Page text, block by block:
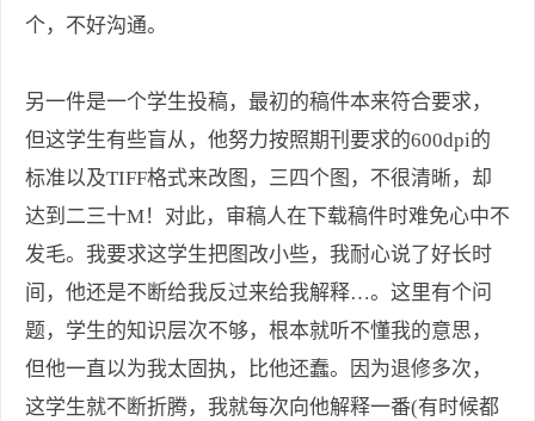
个，不好沟通。
另一件是一个学生投稿，最初的稿件本来符合要求，
但这学生有些盲从，他努力按照期刊要求的600dpi的
标准以及TIFF格式来改图，三四个图，不很清晰，却
达到二三十M！对此，审稿人在下载稿件时难免心中不
发毛。我要求这学生把图改小些，我耐心说了好长时
间，他还是不断给我反过来给我解释…。这里有个问
题，学生的知识层次不够，根本就听不懂我的意思，
但他一直以为我太固执，比他还蠢。因为退修多次，
这学生就不断折腾，我就每次向他解释一番(有时候都